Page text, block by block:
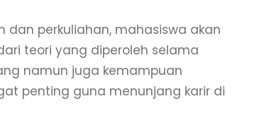
dan perkuliahan, mahasiswa akan
teori yang diperoleh selama
namun juga kemampuan
penting guna menunjang karir di